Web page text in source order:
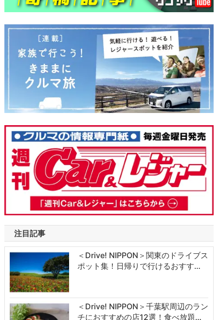
注目記事
＜Drive! NIPPON＞関東のドライブス
ポット集！日帰りで行けるおすす…
＜Drive! NIPPON＞千葉駅周辺のラン
チにおすすめの店12選！食べ放題…